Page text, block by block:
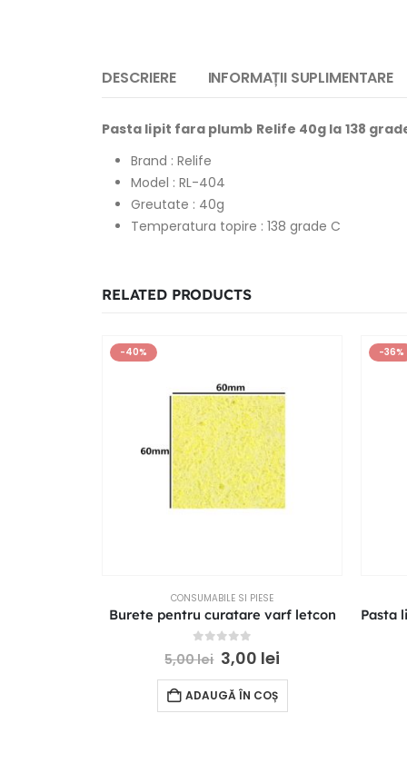
DESCRIERE INFORMAȚII SUPLIMENTARE
Pasta lipit fara plumb Relife 40g la 138
Brand : Relife
Model : RL-404
Greutate : 40g
Temperatura topire : 138 grade C
RELATED PRODUCTS
-40%
CONSUMABILE SI PIESE
Burete pentru curatare varf letcon
out of 5
5,00lei 3,00 lei
ADAUGĂ ÎN COȘ
-36%